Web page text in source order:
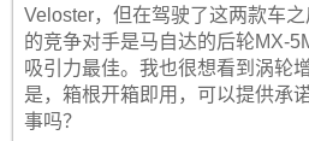
Veloster，但在驾驶了这两款车
的竞争对手是马自达的后轮MX-
吸引力最佳。我也很想看到涡轮
是，箱根开箱即用，可以提供承
事吗？